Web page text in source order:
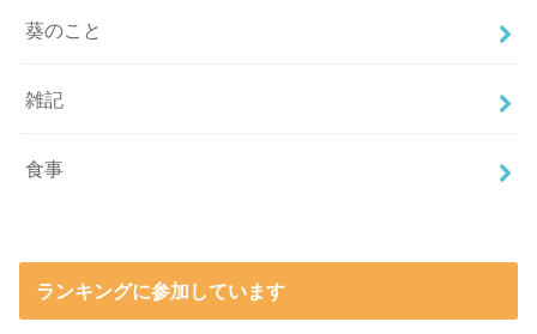
葵のこと
雑記
食事
ランキングに参加しています